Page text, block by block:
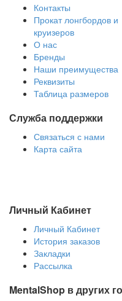
Контакты
Прокат лонгбордов и
круизеров
О нас
Бренды
Наши преимущества
Реквизиты
Таблица размеров
Служба поддержки
Связаться с нами
Карта сайта
Личный Кабинет
Личный Кабинет
История заказов
Закладки
Рассылка
MentalShop в других